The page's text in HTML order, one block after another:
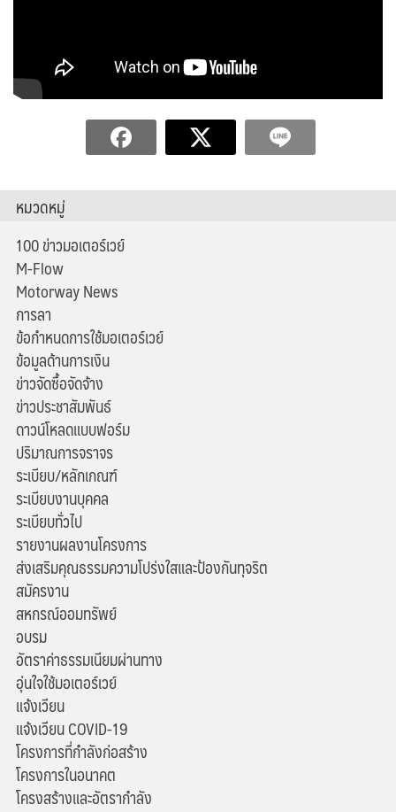
หมวดหมู่
100 ข่าวมอเตอร์เวย์
M-Flow
Motorway News
การลา
ข้อกำหนดการใช้มอเตอร์เวย์
ข้อมูลด้านการเงิน
ข่าวจัดซื้อจัดจ้าง
ข่าวประชาสัมพันธ์
ดาวน์โหลดแบบฟอร์ม
ปริมาณการจราจร
ระเบียบ/หลักเกณฑ์
ระเบียบงานบุคคล
ระเบียบทั่วไป
รายงานผลงานโครงการ
ส่งเสริมคุณธรรมความโปร่งใสและป้องกันทุจริต
สมัครงาน
สหกรณ์ออมทรัพย์
อบรม
อัตราค่าธรรมเนียมผ่านทาง
อุ่นใจใช้มอเตอร์เวย์
แจ้งเวียน
แจ้งเวียน COVID-19
โครงการที่กำลังก่อสร้าง
โครงการในอนาคต
โครงสร้างและอัตรากำลัง